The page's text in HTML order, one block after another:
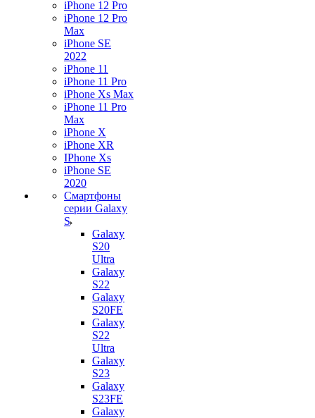
iPhone 12 Pro
iPhone 12 Pro
Max
iPhone SE
2022
iPhone 11
iPhone 11 Pro
iPhone Xs Max
iPhone 11 Pro
Max
iPhone X
iPhone XR
IPhone Xs
iPhone SE
2020
Смартфоны
серии Galaxy
S
Galaxy
S20
Ultra
Galaxy
S22
Galaxy
S20FE
Galaxy
S22
Ultra
Galaxy
S23
Galaxy
S23FE
Galaxy